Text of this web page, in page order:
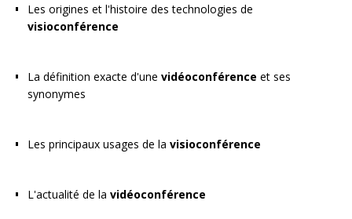
Les origines et l'histoire des technologies de
visioconférence
La définition exacte d'une vidéoconférence et ses
synonymes
Les principaux usages de la visioconférence
L'actualité de la vidéoconférence